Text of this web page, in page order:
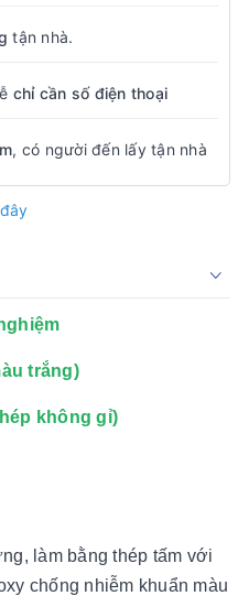
tận nhà.
chỉ cần số điện thoại
, có người đến lấy tận nhà
trắng)
thép không gỉ)
làm bằng thép tấm với
chống nhiễm khuẩn màu